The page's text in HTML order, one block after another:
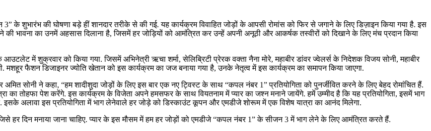
के शुभारंभ की घोषणा बड़े हीं शानदार तरीके से की गई. यह कार्यक्रम विवाहित जोड़ों के आपसी रोमांस को फिर से जगाने के लिए डिज़ाइन किया गया है. इस
भावना का उनमें अहसास दिलाना है, जिसमें हर जोड़ियों को आमंत्रित कर उन्हें अपनी अनूठी और आकर्षक तस्वीरों को दिखाने के लिए मंच प्रदान किया
में शुक्रवार को किया गया. जिसमें अभिनेत्री ऋचा शर्मा, सेलिब्रिटी प्रेरक वक्ता नैना मोरे, महाबीर डांवर ज्वेलर्स के निदेशक विजय सोनी, महाबीर
फैशन डिजाइनर ज्योति खेतान को इस कार्यक्रम का जज बनाया गया है, उनके नेतृत्व में इस कार्यक्रम का समापन किया जाएगा.
सोनी ने कहा, “हम शादीशुदा जोड़ों के लिए इस बार एक नए ट्विस्ट के साथ “कपल नंबर 1” प्रतियोगिता को पुनर्जीवित करने के लिए बेहद रोमांचित हैं.
तोहफा पेश करेंगे. इस कार्यक्रम के विजेता अपने हमसफर के साथ वियतनाम में प्यार का जश्न मनाने जायेंगे. हमें उम्मीद है कि यह प्रतियोगिता, इसमें भाग
इसके अलावा इस प्रतियोगिता में भाग लेनेवाले हर जोड़े को डिस्काउंट कूपन और एमडीजे शोरूम में एक विशेष यात्रा का आनंद मिलेगा.
हर दिन मनाया जाना चाहिए. प्यार के इस मौसम में हम हर जोड़ों को एमडीजे “कपल नंबर 1” के सीजन 3 में भाग लेने के लिए आमंत्रित करते हैं.